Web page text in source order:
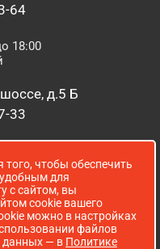
64
18:00
д.5 Б
33
д. 52 А
чтобы обеспечить
удобным для
с сайтом, вы
cookie вашего
можно в настройках
файлов
данных — в Политике